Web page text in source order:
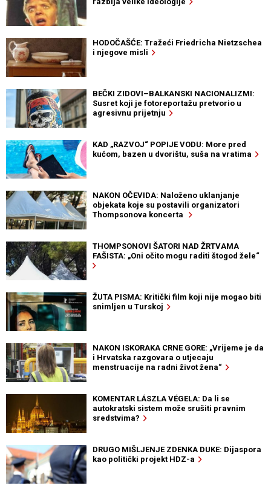
HODOČAŠĆE: Tražeći Friedricha Nietzschea
i njegove misli
BEČKI ZIDOVI–BALKANSKI NACIONALIZMI:
Susret koji je fotoreportažu pretvorio u
agresivnu prijetnju
KAD „RAZVOJ“ POPIJE VODU: More pred
kućom, bazen u dvorištu, suša na vratima
NAKON OČEVIDA: Naloženo uklanjanje
objekata koje su postavili organizatori
Thompsonova koncerta
THOMPSONOVI ŠATORI NAD ŽRTVAMA
FAŠISTA: „Oni očito mogu raditi štogod žele“
ŽUTA PISMA: Kritički film koji nije mogao biti
snimljen u Turskoj
NAKON ISKORAKA CRNE GORE: „Vrijeme je da
i Hrvatska razgovara o utjecaju
menstruacije na radni život žena“
KOMENTAR LÁSZLA VÉGELA: Da li se
autokratski sistem može srušiti pravnim
sredstvima?
DRUGO MIŠLJENJE ZDENKA DUKE: Dijaspora
kao politički projekt HDZ-a